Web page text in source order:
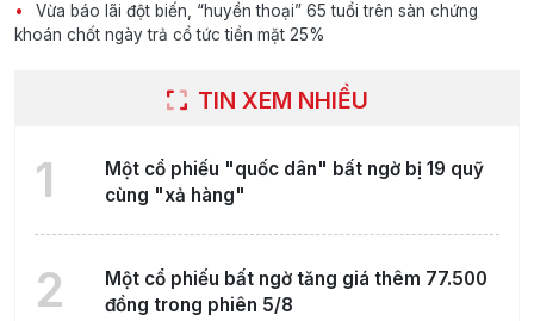
Vừa báo lãi đột biến, “huyền thoại” 65 tuổi trên sàn chứng
khoán chốt ngày trả cổ tức tiền mặt 25%
TIN XEM NHIỀU
1
Một cổ phiếu "quốc dân" bất ngờ bị 19 quỹ
cùng "xả hàng"
2
Một cổ phiếu bất ngờ tăng giá thêm 77.500
đồng trong phiên 5/8